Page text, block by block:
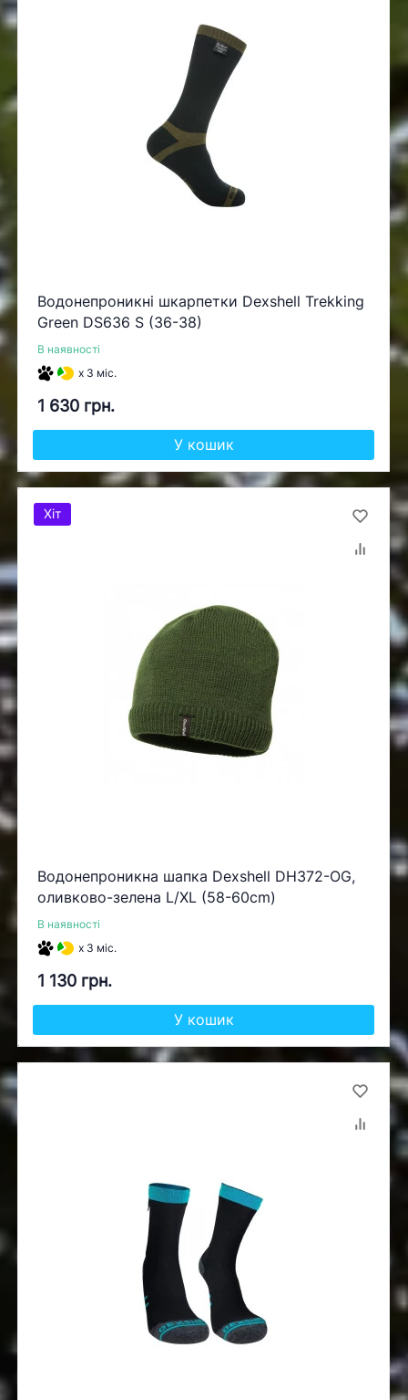
Водонепроникні шкарпетки Dexshell Trekking
Green DS636 S (36-38)
В наявності
x 3 міс.
1 630 грн.
У кошик
Водонепроникна шапка Dexshell DH372-OG,
оливково-зелена L/XL (58-60cm)
В наявності
x 3 міс.
1 130 грн.
У кошик
Хіт